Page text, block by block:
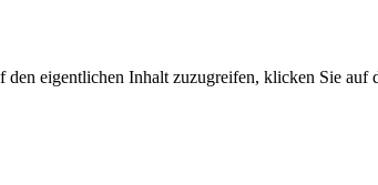
den eigentlichen Inhalt zuzugreifen, klicken Sie auf